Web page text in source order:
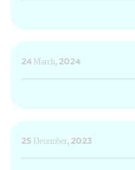
24 March, 2024
25 December, 2023